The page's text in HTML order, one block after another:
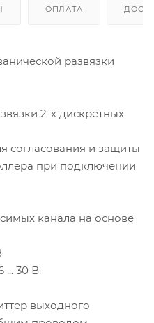
ОПЛАТА
развязки
2-х дискретных
согласования и защиты
при подключении
канала на основе
... 30 В
выходного